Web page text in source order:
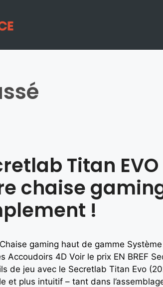
Titan EVO
chaise
!
gaming haut de gamme
Accoudoirs 4D Voir le prix EN BREF
de jeu avec le Secretlab Titan Evo
et plus intuitif – tant dans